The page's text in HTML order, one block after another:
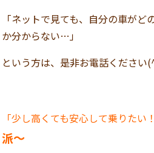
「ネットで見ても、自分の車がど
か分からない…」
という方は、是非お電話ください
「少し高くても安心して乗りたい！
派～